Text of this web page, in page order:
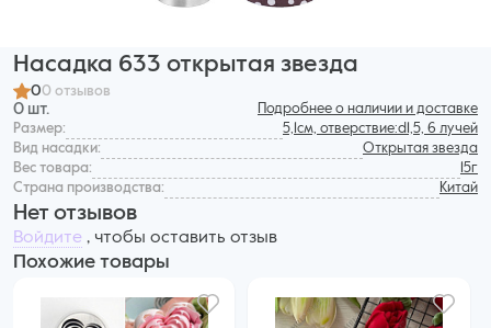
Насадка 633 открытая звезда
00 отзывов
0 шт.
Подробнее о наличии и доставке
Размер:
5,1см, отверствие:d1,5, 6 лучей
Вид насадки:
Открытая звезда
Вес товара:
15г
Страна производства:
Китай
Нет отзывов
Войдите , чтобы оставить отзыв
Похожие товары